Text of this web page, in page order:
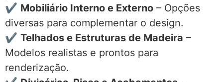
✔ Mobiliário Interno e Externo – Opções
diversas para complementar o design.
✔ Telhados e Estruturas de Madeira –
Modelos realistas e prontos para
renderização.